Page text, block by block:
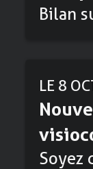
Bilan
LE 8
Soyez